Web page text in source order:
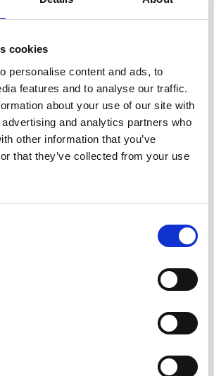
cookies
personalise content and ads, to
features and to analyse our traffic.
about your use of our site with
and analytics partners who
other information that you’ve
that they’ve collected from your use